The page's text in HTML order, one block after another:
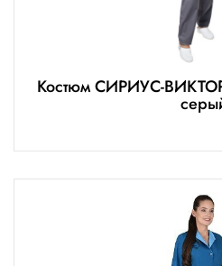
Костюм СИРИУС-